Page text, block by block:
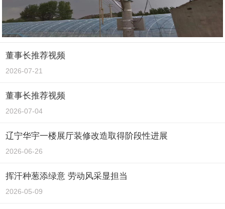
董事长推荐视频
2026-07-21
董事长推荐视频
2026-07-04
辽宁华宇一楼展厅装修改造取得阶段性进展
2026-06-26
挥汗种葱添绿意 劳动风采显担当
2026-05-09